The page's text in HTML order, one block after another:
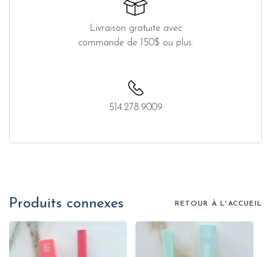
Livraison gratuite avec
commande de 150$ ou plus.
514.278.9009
Produits connexes RETOUR À L'ACCUEIL